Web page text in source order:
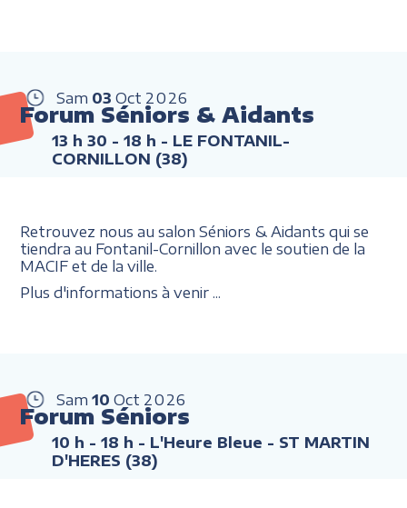
Sam 03 Oct 2026
Forum Séniors & Aidants
13 h 30 - 18 h - LE FONTANIL-
CORNILLON (38)
Retrouvez nous au salon Séniors & Aidants qui se
tiendra au Fontanil-Cornillon avec le soutien de la
MACIF et de la ville.
Plus d'informations à venir ...
Sam 10 Oct 2026
Forum Séniors
10 h - 18 h - L'Heure Bleue - ST MARTIN
D'HERES (38)